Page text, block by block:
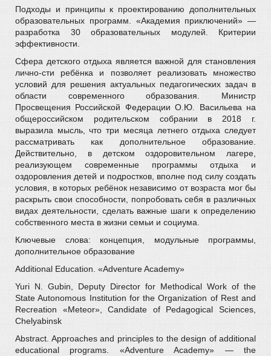
Подходы и принципы к проектированию дополнительных
образовательных программ. «Академия приключений» —
разработка 30 образовательных модулей. Критерии
эффективности.
Сфера детского отдыха является важной для становления
лично-сти ребёнка и позволяет реализовать множество
условий для решения актуальных педагогических задач в
области современного образования. Министр
Просвещения Российской Федерации О.Ю. Васильева на
общероссийском родительском собрании в 2018 г.
выразила мысль, что три месяца летнего отдыха следует
рассматривать как дополнительное образование.
Действительно, в детском оздоровительном лагере,
реализующем современные программы отдыха и
оздоровления детей и подростков, вполне под силу создать
условия, в которых ребёнок независимо от возраста мог бы
раскрыть свои способности, попробовать себя в различных
видах деятельности, сделать важные шаги к определению
собственного места в жизни семьи и социума.
Ключевые слова: концепция, модульные программы,
дополнительное образование
Additional Education. «Adventure Academy»
Yuri N. Gubin, Deputy Director for Methodical Work of the
State Autonomous Institution for the Organization of Rest and
Recreation «Meteor», Candidate of Pedagogical Sciences,
Chelyabinsk
Abstract. Approaches and principles to the design of additional
educational programs. «Adventure Academy» — the